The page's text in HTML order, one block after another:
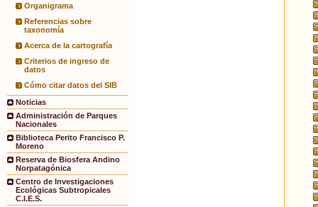
Organigrama
Referencias sobre
taxonomía
Acerca de la cartografía
Criterios de ingreso de
datos
Cómo citar datos del SIB
Noticias
Administración de Parques
Nacionales
Biblioteca Perito Francisco P.
Moreno
Reserva de Biosfera Andino
Norpatagónica
Centro de Investigaciones
Ecológicas Subtropicales
C.I.E.S.